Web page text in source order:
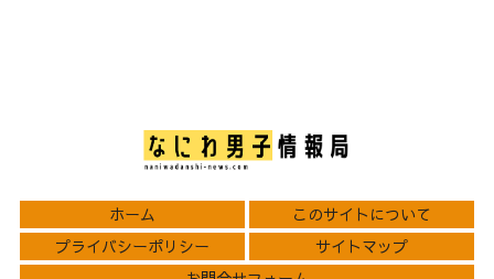
ホーム
このサイトについて
プライバシーポリシー
サイトマップ